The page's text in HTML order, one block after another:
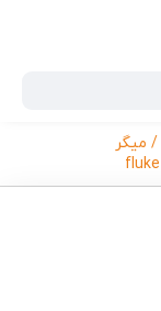
/ میگر